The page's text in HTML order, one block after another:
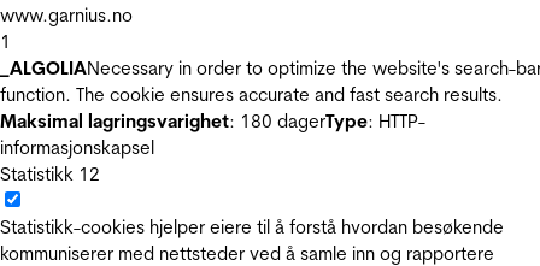
www.garnius.no
1
_ALGOLIANecessary in order to optimize the website's search-
function. The cookie ensures accurate and fast search results.
Maksimal lagringsvarighet: 180 dagerType: HTTP-
informasjonskapsel
Statistikk 12
Statistikk-cookies hjelper eiere til å forstå hvordan besøkende
kommuniserer med nettsteder ved å samle inn og rapportere